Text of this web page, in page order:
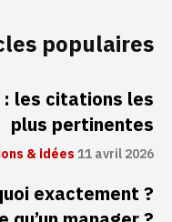
populaires
: les citations les
plus pertinentes
& idées11 avril 2026
exactement ?